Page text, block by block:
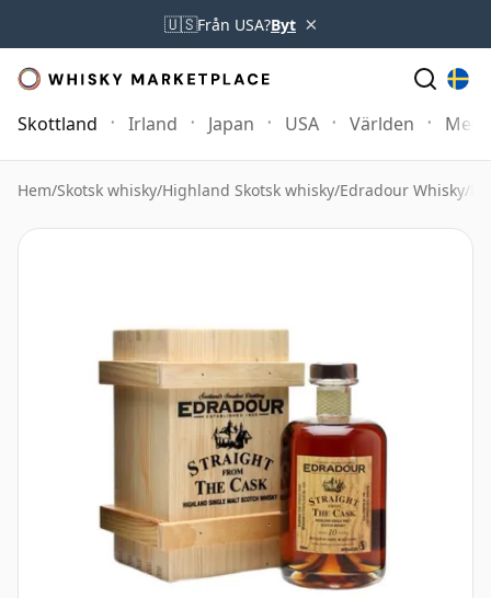
🇺🇸Från USA?Byt ×
Skottland Irland Japan USA Världen Mer
Hem/Skotsk whisky/Highland Skotsk whisky/Edradour Whisky/